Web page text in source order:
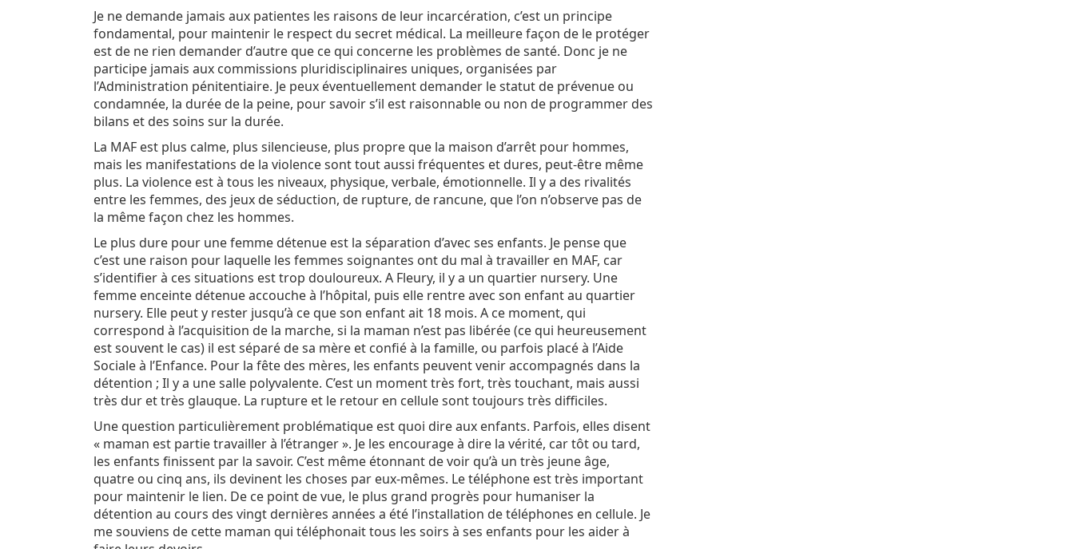
Je ne demande jamais aux patientes les raisons de leur incarcération, c’est un principe
fondamental, pour maintenir le respect du secret médical. La meilleure façon de le protéger
est de ne rien demander d’autre que ce qui concerne les problèmes de santé. Donc je ne
participe jamais aux commissions pluridisciplinaires uniques, organisées par
l’Administration pénitentiaire. Je peux éventuellement demander le statut de prévenue ou
condamnée, la durée de la peine, pour savoir s’il est raisonnable ou non de programmer des
bilans et des soins sur la durée.
La MAF est plus calme, plus silencieuse, plus propre que la maison d’arrêt pour hommes,
mais les manifestations de la violence sont tout aussi fréquentes et dures, peut-être même
plus. La violence est à tous les niveaux, physique, verbale, émotionnelle. Il y a des rivalités
entre les femmes, des jeux de séduction, de rupture, de rancune, que l’on n’observe pas de
la même façon chez les hommes.
Le plus dure pour une femme détenue est la séparation d’avec ses enfants. Je pense que
c’est une raison pour laquelle les femmes soignantes ont du mal à travailler en MAF, car
s’identifier à ces situations est trop douloureux. A Fleury, il y a un quartier nursery. Une
femme enceinte détenue accouche à l’hôpital, puis elle rentre avec son enfant au quartier
nursery. Elle peut y rester jusqu’à ce que son enfant ait 18 mois. A ce moment, qui
correspond à l’acquisition de la marche, si la maman n’est pas libérée (ce qui heureusement
est souvent le cas) il est séparé de sa mère et confié à la famille, ou parfois placé à l’Aide
Sociale à l’Enfance. Pour la fête des mères, les enfants peuvent venir accompagnés dans la
détention ; Il y a une salle polyvalente. C’est un moment très fort, très touchant, mais aussi
très dur et très glauque. La rupture et le retour en cellule sont toujours très difficiles.
Une question particulièrement problématique est quoi dire aux enfants. Parfois, elles disent
« maman est partie travailler à l’étranger ». Je les encourage à dire la vérité, car tôt ou tard,
les enfants finissent par la savoir. C’est même étonnant de voir qu’à un très jeune âge,
quatre ou cinq ans, ils devinent les choses par eux-mêmes. Le téléphone est très important
pour maintenir le lien. De ce point de vue, le plus grand progrès pour humaniser la
détention au cours des vingt dernières années a été l’installation de téléphones en cellule. Je
me souviens de cette maman qui téléphonait tous les soirs à ses enfants pour les aider à